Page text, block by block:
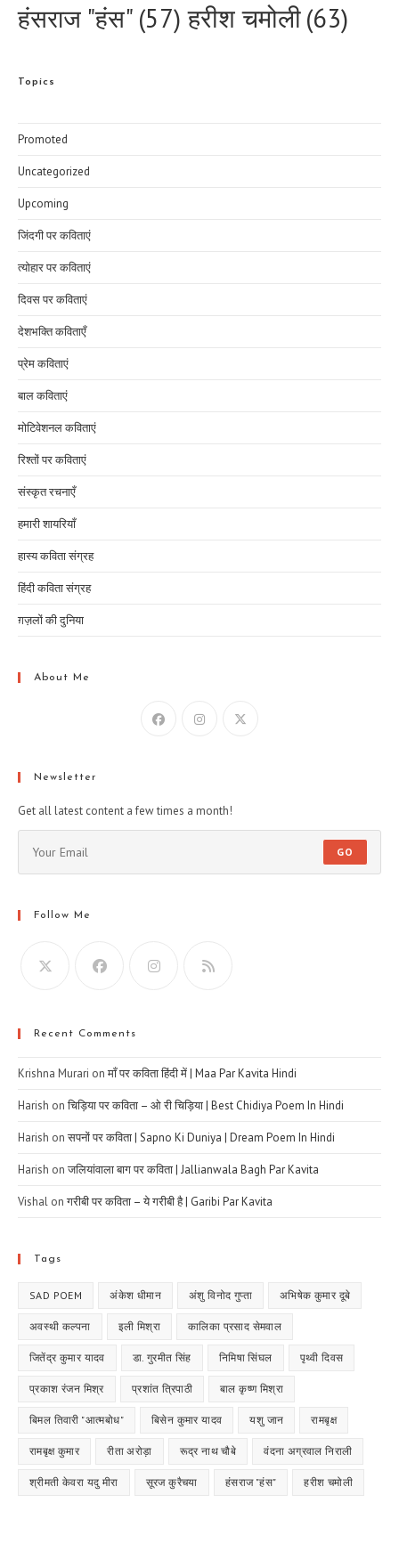
हंसराज "हंस" (57) हरीश चमोली(63)
Topics
Promoted
Uncategorized
Upcoming
जिंदगी पर कविताएं
त्योहार पर कविताएं
दिवस पर कविताएं
देशभक्ति कविताएँ
प्रेम कविताएं
बाल कविताएं
मोटिवेशनल कविताएं
रिश्तों पर कविताएं
संस्कृत रचनाएँ
हमारी शायरियाँ
हास्य कविता संग्रह
हिंदी कविता संग्रह
ग़ज़लों की दुनिया
About Me
Newsletter
Get all latest content a few times a month!
GO
Follow Me
Recent Comments
Krishna Murari onमाँ पर कविता हिंदी में | Maa Par Kavita Hindi
Harish onचिड़िया पर कविता – ओ री चिड़िया | Best Chidiya Poem In Hindi
Harish onसपनों पर कविता | Sapno Ki Duniya | Dream Poem In Hindi
Harish onजलियांवाला बाग पर कविता | Jallianwala Bagh Par Kavita
Vishal onगरीबी पर कविता – ये गरीबी है | Garibi Par Kavita
Tags
SAD POEM अंकेश धीमान अंशु विनोद गुप्ता अभिषेक कुमार दूबे
अवस्थी कल्पना इली मिश्रा कालिका प्रसाद सेमवाल
जितेंद्र कुमार यादव डा. गुरमीत सिंह निमिषा सिंघल पृथ्वी दिवस
प्रकाश रंजन मिश्र प्रशांत त्रिपाठी बाल कृष्ण मिश्रा
बिमल तिवारी "आत्मबोध" बिसेन कुमार यादव यशु जान रामबृक्ष
रामबृक्ष कुमार रीता अरोड़ा रूद्र नाथ चौबे वंदना अग्रवाल निराली
श्रीमती केवरा यदु मीरा सूरज कुरैचया हंसराज "हंस" हरीश चमोली